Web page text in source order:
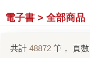
電子書 > 全部商品
共計 48872 筆， 頁數